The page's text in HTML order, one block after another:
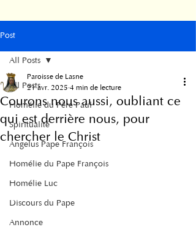
Post
All Posts
Homélie du Père Paul
Spiritualité
Angelus Pape François
Homélie du Pape François
Homélie Luc
Discours du Pape
Annonce
All Posts
Courons nous aussi, oubliant ce
qui est derrière nous, pour
chercher le Christ
Paroisse de Lasne
21 avr. 2025 4 min de lecture